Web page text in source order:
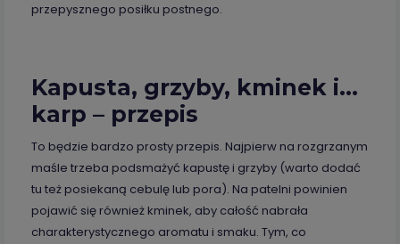
przepysznego posiłku postnego.
Kapusta, grzyby, kminek i…
karp – przepis
To będzie bardzo prosty przepis. Najpierw na rozgrzanym
maśle trzeba podsmażyć kapustę i grzyby (warto dodać
tu też posiekaną cebulę lub pora). Na patelni powinien
pojawić się również kminek, aby całość nabrała
charakterystycznego aromatu i smaku. Tym, co